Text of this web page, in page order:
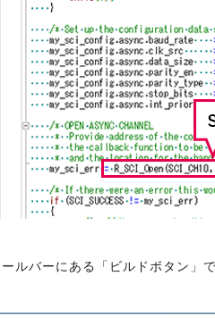
ルバーにある「ビルドボタン」